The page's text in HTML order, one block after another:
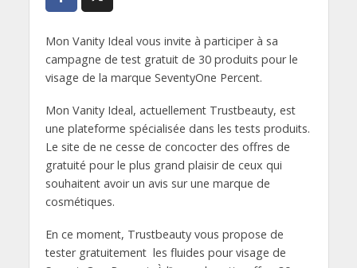
Mon Vanity Ideal vous invite à participer à sa
campagne de test gratuit de 30 produits pour le
visage de la marque SeventyOne Percent.
Mon Vanity Ideal, actuellement Trustbeauty, est
une plateforme spécialisée dans les tests produits.
Le site de ne cesse de concocter des offres de
gratuité pour le plus grand plaisir de ceux qui
souhaitent avoir un avis sur une marque de
cosmétiques.
En ce moment, Trustbeauty vous propose de
tester gratuitement les fluides pour visage de